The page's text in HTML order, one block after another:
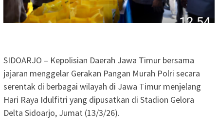
SIDOARJO – Kepolisian Daerah Jawa Timur bersama
jajaran menggelar Gerakan Pangan Murah Polri secara
serentak di berbagai wilayah di Jawa Timur menjelang
Hari Raya Idulfitri yang dipusatkan di Stadion Gelora
Delta Sidoarjo, Jumat (13/3/26).